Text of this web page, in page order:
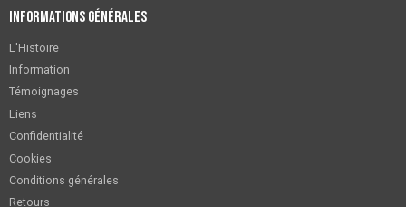
Informations générales
L'Histoire
Information
Témoignages
Liens
Confidentialité
Cookies
Conditions générales
Retours